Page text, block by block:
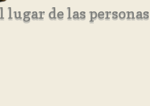
lugar de las